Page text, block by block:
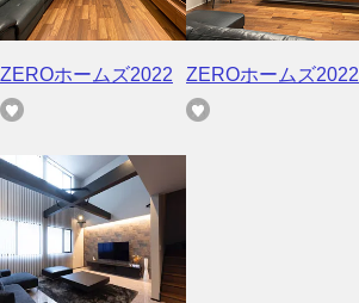
ZEROホームズ2022 ZEROホームズ2022